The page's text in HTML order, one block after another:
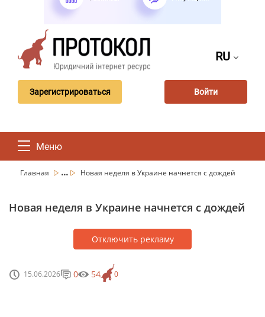
RU
Зарегистрироваться Войти
Меню
Главная ... Новая неделя в Украине начнется с дождей
Новая неделя в Украине начнется с дождей
Отключить рекламу
15.06.2026 0
0 54